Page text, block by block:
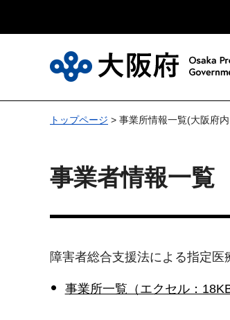
トップページ > 事業所情報一覧(大阪府
事業者情報一覧
障害者総合支援法による指定
事業所一覧（エクセル：18KB